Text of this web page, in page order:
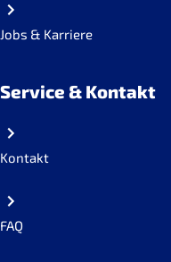
Jobs & Karriere
Service & Kontakt
Kontakt
FAQ